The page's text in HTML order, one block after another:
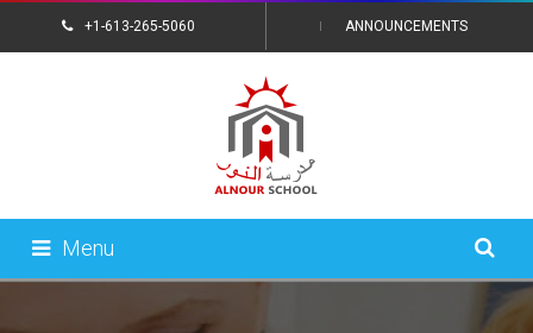
+1-613-265-5060 ANNOUNCEMENTS
Menu